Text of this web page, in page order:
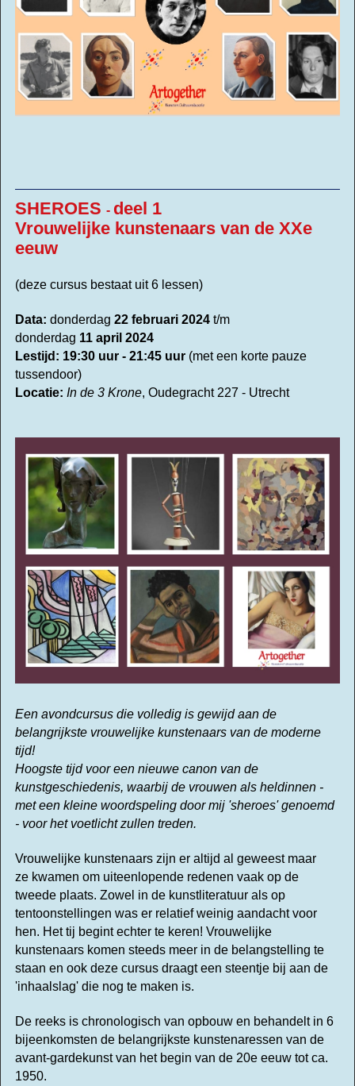
SHEROES - deel 1
Vrouwelijke kunstenaars van de XXe
eeuw
(deze cursus bestaat uit 6 lessen)
Data: donderdag 22februari 2024 t/m
donderdag 11 april 2024
Lestijd: 19:30 uur - 21:45 uur(met een korte pauze
tussendoor)
Locatie: In de 3 Krone, Oudegracht 227 - Utrecht
Een avondcursus die volledig is gewijd aan de
belangrijkste vrouwelijke kunstenaars van de moderne
tijd!
Hoogste tijd voor een nieuwe canon van de
kunstgeschiedenis, waarbij de vrouwen als heldinnen -
met een kleine woordspeling door mij 'sheroes' genoemd
- voor het voetlicht zullen treden.
Vrouwelijke kunstenaars zijn er altijd al geweest maar
ze kwamen om uiteenlopende redenen vaak op de
tweede plaats. Zowel in de kunstliteratuur als op
tentoonstellingen was er relatief weinig aandacht voor
hen. Het tij begint echter te keren! Vrouwelijke
kunstenaars komen steeds meer in de belangstelling te
staan en ook deze cursus draagt een steentje bij aan de
'inhaalslag' die nog te maken is.
De reeks is chronologisch van opbouw en behandelt in 6
bijeenkomsten de belangrijkste kunstenaressen van de
avant-gardekunst van het begin van de 20e eeuw tot ca.
1950.